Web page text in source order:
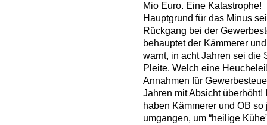
Mio Euro. Eine Katastrophe!
Hauptgrund für das Minus
Rückgang bei der
behauptet der Kämmerer
warnt, in acht Jahren sei die
Pleite. Welch eine
Annahmen für
Jahren mit Absicht
haben Kämmerer und OB
umgangen, um “heilige